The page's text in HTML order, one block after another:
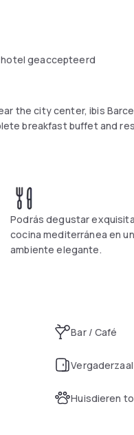
geaccepteerd
the city center, ibis
breakfast buffet and
Podrás degustar exquisita
cocina mediterránea en un
ambiente elegante.
Bar / Café
Vergaderzaal
Huisdieren